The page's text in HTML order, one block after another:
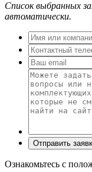
Список выбранных
автоматически.
Ознакомьтесь с